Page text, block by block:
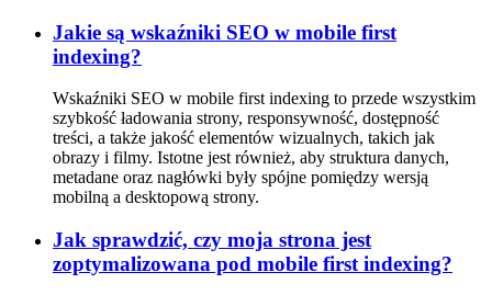
Jakie są wskaźniki SEO w mobile first
indexing?
Wskaźniki SEO w mobile first indexing to przede wszystkim
szybkość ładowania strony, responsywność, dostępność
treści, a także jakość elementów wizualnych, takich jak
obrazy i filmy. Istotne jest również, aby struktura danych,
metadane oraz nagłówki były spójne pomiędzy wersją
mobilną a desktopową strony.
Jak sprawdzić, czy moja strona jest
zoptymalizowana pod mobile first indexing?